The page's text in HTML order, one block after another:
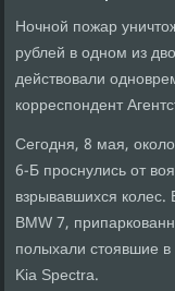
Ночной пожар
рублей в одном из
действовали
корреспондент
Сегодня, 8 мая,
6-Б проснулись от
взрывавшихся
BMW 7,
полыхали стоявшие
Kia Spectra.